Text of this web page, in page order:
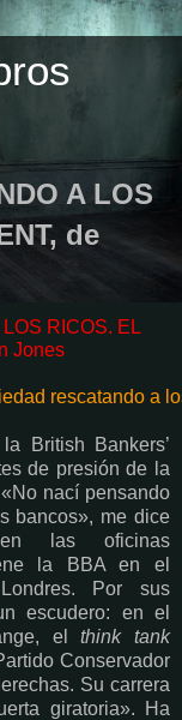
A LOS
de
RICOS. EL
Jones
British Bankers’
de presión de la
nací pensando
bancos», me dice
las oficinas
la BBA en el
Por sus
escudero: en el
elthink tank
Conservador
Su carrera
giratoria». Ha